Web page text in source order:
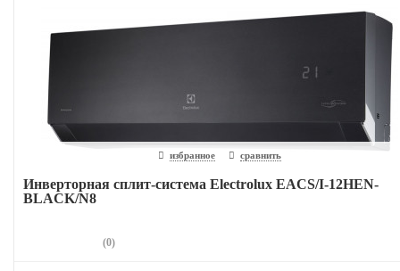
избранное сравнить
Инверторная сплит-система Electrolux EACS/I-12HEN-
BLACK/N8
(0)